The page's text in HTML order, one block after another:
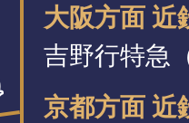
大阪方面
吉野行特急
京都方面 近